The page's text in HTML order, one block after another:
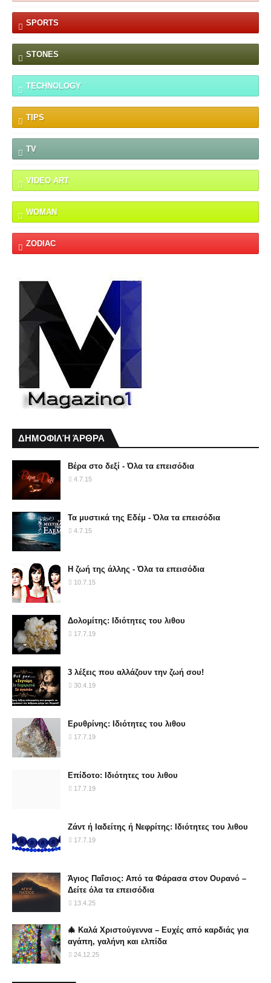
SPORTS
STONES
TECHNOLOGY
TIPS
TV
VIDEO ART
WOMAN
ZODIAC
ΔΗΜΟΦΙΛΉ ΆΡΘΡΑ
Βέρα στο δεξί - Όλα τα επεισόδια
4.7.15
Τα μυστικά της Εδέμ - Όλα τα επεισόδια
4.7.15
Η ζωή της άλλης - Όλα τα επεισόδια
10.7.15
Δολομίτης: Ιδιότητες του λιθου
17.7.19
3 λέξεις που αλλάζουν την ζωή σου!
30.4.19
Ερυθρίνης: Ιδιότητες του λιθου
17.7.19
Επίδοτο: Ιδιότητες του λιθου
17.7.19
Ζάντ ή Ιαδείτης ή Νεφρίτης: Ιδιότητες του λιθου
17.7.19
Άγιος Παΐσιος: Από τα Φάρασα στον Ουρανό –
Δείτε όλα τα επεισόδια
13.4.25
🎄 Καλά Χριστούγεννα – Ευχές από καρδιάς για
αγάπη, γαλήνη και ελπίδα
24.12.25